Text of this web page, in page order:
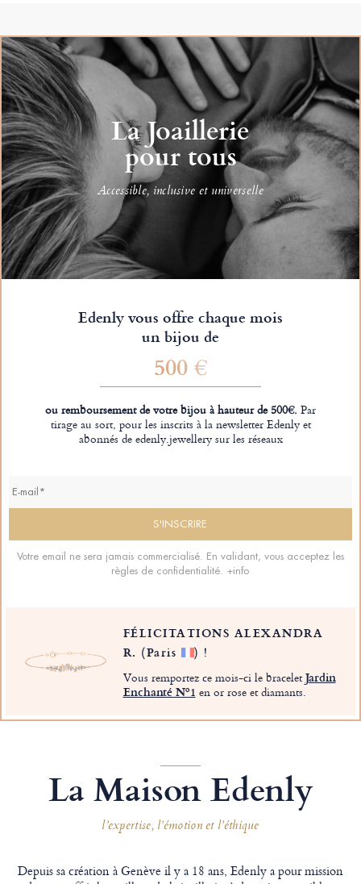
La Joaillerie
pour tous
Accessible, inclusive et universelle
Edenly vous offre chaque mois
un bijou de
500 €
ou remboursement de votre bijou à hauteur de 500€.Par
tirage au sort, pour les inscrits à la newsletter Edenly et
abonnés de edenly.jewellery sur les réseaux
Votre email ne sera jamais commercialisé. En validant, vous acceptez les
règles de confidentialité. +info
FÉLICITATIONS ALEXANDRA
R. (Paris ) !
Vous remportez ce mois-ci le braceletJardin
Enchanté Nº1 en or rose et diamants.
La Maison Edenly
l’expertise, l’émotion et l’éthique
Depuis sa création à Genève il y a 18 ans, Edenly a pour mission